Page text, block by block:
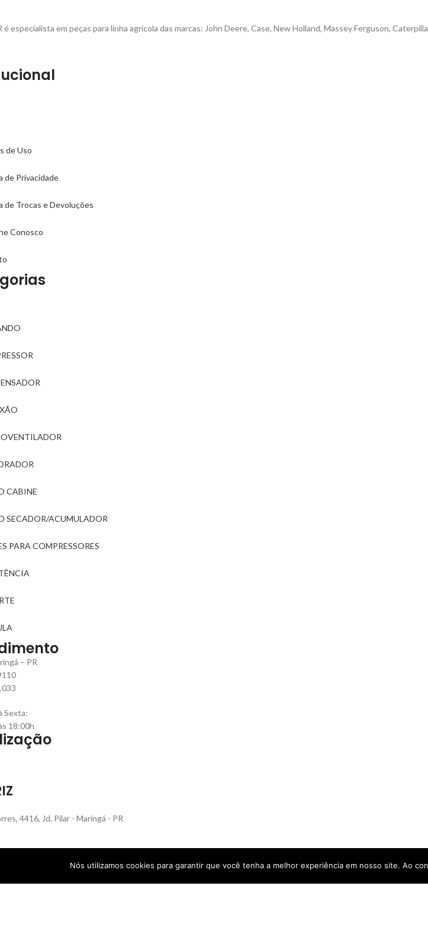
é especialista em peças para linha agrícola das marcas: John Deere, Case, New Holland, Massey Ferguson,
de Uso
de Privacidade
de Trocas e Devoluções
Conosco
CABINE
SECADOR/ACUMULADOR
PARA COMPRESSORES
– PR
Sexta:
18:00h
4416, Jd. Pilar - Maringá - PR
RS
Nós utilizamos cookies para garantir que você tenha a melhor experiência em nosso site. Ao